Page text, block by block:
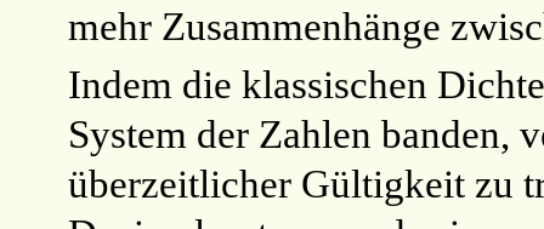
mehr Zusammenhänge
Indem die klassischen
System der Zahlen banden,
überzeitlicher Gültigkeit zu